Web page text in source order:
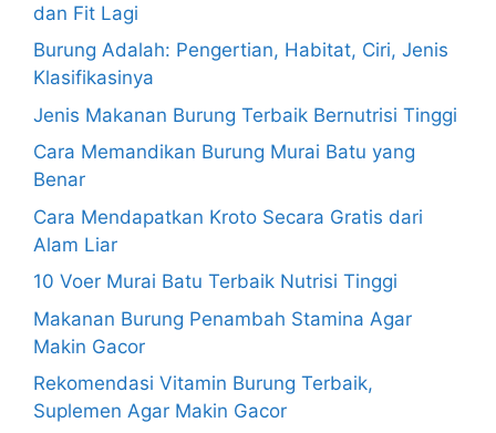
dan Fit Lagi
Burung Adalah: Pengertian, Habitat, Ciri, Jenis
Klasifikasinya
Jenis Makanan Burung Terbaik Bernutrisi Tinggi
Cara Memandikan Burung Murai Batu yang
Benar
Cara Mendapatkan Kroto Secara Gratis dari
Alam Liar
10 Voer Murai Batu Terbaik Nutrisi Tinggi
Makanan Burung Penambah Stamina Agar
Makin Gacor
Rekomendasi Vitamin Burung Terbaik,
Suplemen Agar Makin Gacor